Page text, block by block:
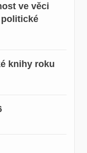
ve věci
knihy roku